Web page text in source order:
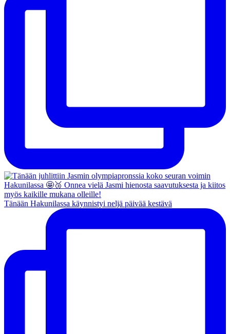
Tänään Hakunilassa käynnistyi neljä päivää kestävä